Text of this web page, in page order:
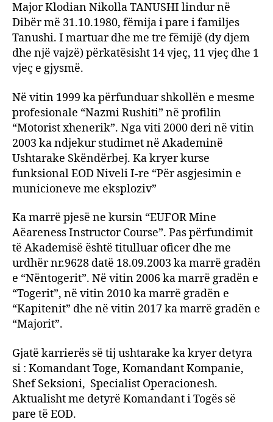
Major Klodian Nikolla TANUSHI lindur në
Dibër më 31.10.1980, fëmija i pare i familjes
Tanushi. I martuar dhe me tre fëmijë (dy djem
dhe një vajzë) përkatësisht 14 vjeç, 11 vjeç dhe 1
vjeç e gjysmë.
Në vitin 1999 ka përfunduar shkollën e mesme
profesionale “Nazmi Rushiti” në profilin
“Motorist xhenerik”. Nga viti 2000 deri në vitin
2003 ka ndjekur studimet në Akademinë
Ushtarake Skëndërbej. Ka kryer kurse
funksional EOD Niveli I-re “Për asgjesimin e
municioneve me eksploziv”
Ka marrë pjesë ne kursin “EUFOR Mine
Aëareness Instructor Course”. Pas përfundimit
të Akademisë është titulluar oficer dhe me
urdhër nr.9628 datë 18.09.2003 ka marrë gradën
e “Nëntogerit”. Në vitin 2006 ka marrë gradën e
“Togerit”, në vitin 2010 ka marrë gradën e
“Kapitenit” dhe në vitin 2017 ka marrë gradën e
“Majorit”.
Gjatë karrierës së tij ushtarake ka kryer detyra
si : Komandant Toge, Komandant Kompanie,
Shef Seksioni, Specialist Operacionesh.
Aktualisht me detyrë Komandant i Togës së
pare të EOD.